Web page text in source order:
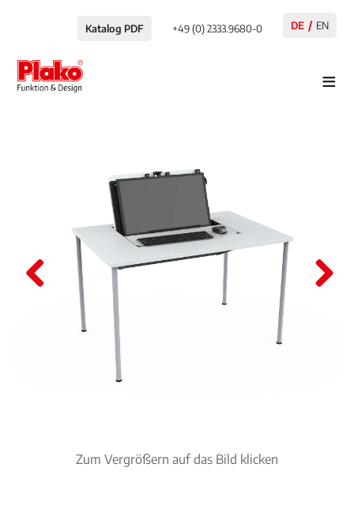
Katalog PDF +49 (0) 2333.9680-0 DE EN
≡
Zum Vergrößern auf das Bild klicken